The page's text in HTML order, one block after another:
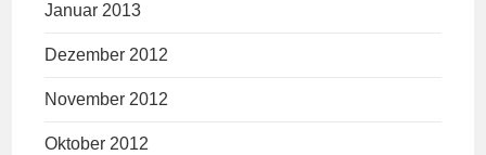
Januar 2013
Dezember 2012
November 2012
Oktober 2012